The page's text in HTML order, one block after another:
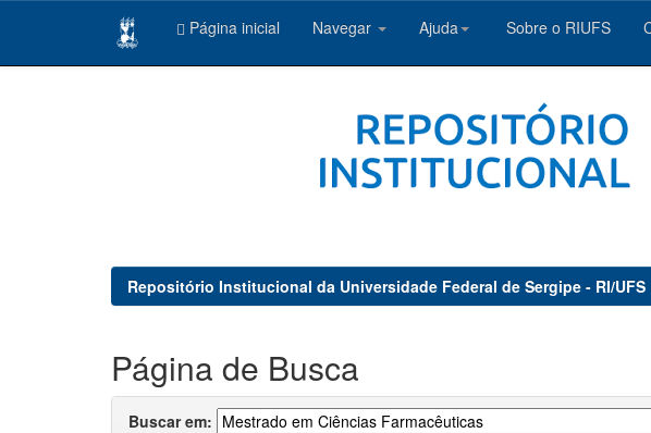
Página inicial Navegar Ajuda Sobre o RIUFS
Repositório Institucional da Universidade Federal de Sergipe - RI/UFS
Página de Busca
Buscar em: